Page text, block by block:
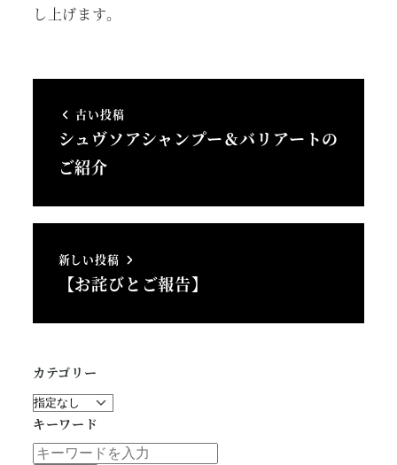
し上げます。
古い投稿
シュヴソアシャンプー＆バリアートの
ご紹介
新しい投稿
【お詫びとご報告】
カテゴリー
キーワード